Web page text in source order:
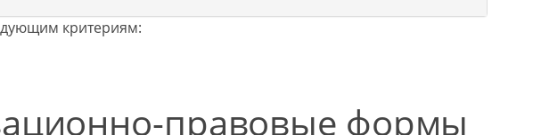
критериям:
правовые формы